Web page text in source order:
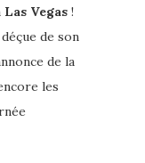
Las Vegas !
de son
de la
les